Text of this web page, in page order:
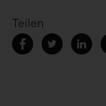
Teilen